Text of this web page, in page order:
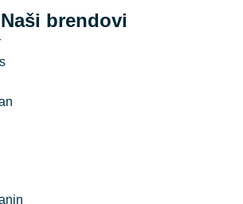
Naši brendovi